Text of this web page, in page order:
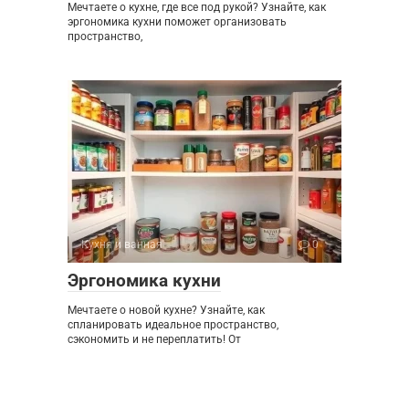
Мечтаете о кухне, где все под рукой? Узнайте, как
эргономика кухни поможет организовать
пространство,
Кухня и ванная 0
Эргономика кухни
Мечтаете о новой кухне? Узнайте, как
спланировать идеальное пространство,
сэкономить и не переплатить! От